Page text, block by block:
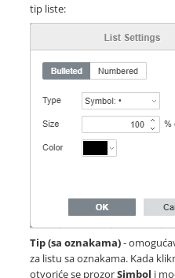
tip liste:
Tip (sa oznakama)-
za listu sa oznakama. Kada
otvoriće se prozorSimbol i